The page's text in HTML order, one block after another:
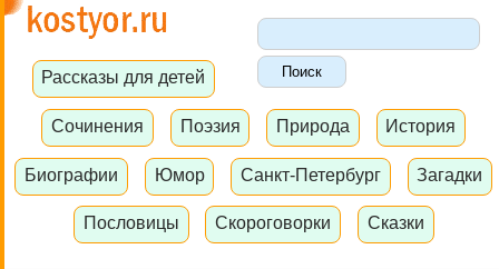
Рассказы для детей
Сочинения Поэзия Природа История
Биографии Юмор Санкт-Петербург Загадки
Пословицы Скороговорки Сказки